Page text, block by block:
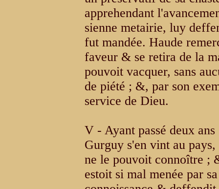
apprehendant
sienne metairie, luy
fut mandée. Haude
faveur & se retira de la
pouvoit vacquer, sans
de piété ; &, par son
service de Dieu.
V - Ayant passé deux
Gurguy s'en vint au
ne le pouvoit connoître ;
estoit si mal menée par